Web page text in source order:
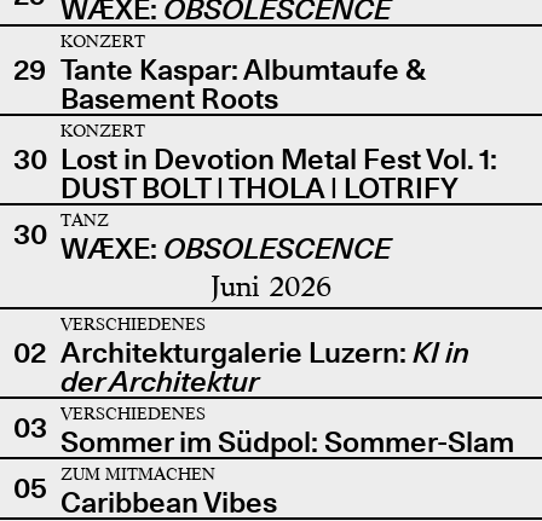
WÆXE: OBSOLESCENCE
29
KONZERT
Tante Kaspar: Albumtaufe &
Basement Roots
30
KONZERT
Lost in Devotion Metal Fest Vol. 1:
DUST BOLT | THOLA | LOTRIFY
30
TANZ
WÆXE: OBSOLESCENCE
Juni 2026
02
VERSCHIEDENES
Architekturgalerie Luzern: KI in
der Architektur
03
VERSCHIEDENES
Sommer im Südpol: Sommer-Slam
05
ZUM MITMACHEN
Caribbean Vibes